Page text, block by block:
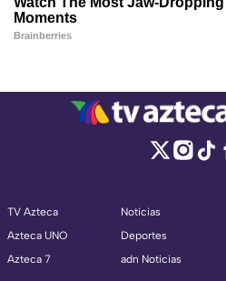
TV Azteca
Azteca UNO
Azteca 7
Noticias
Deportes
adn Noticias